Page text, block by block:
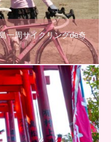
一周サイクリングde奇